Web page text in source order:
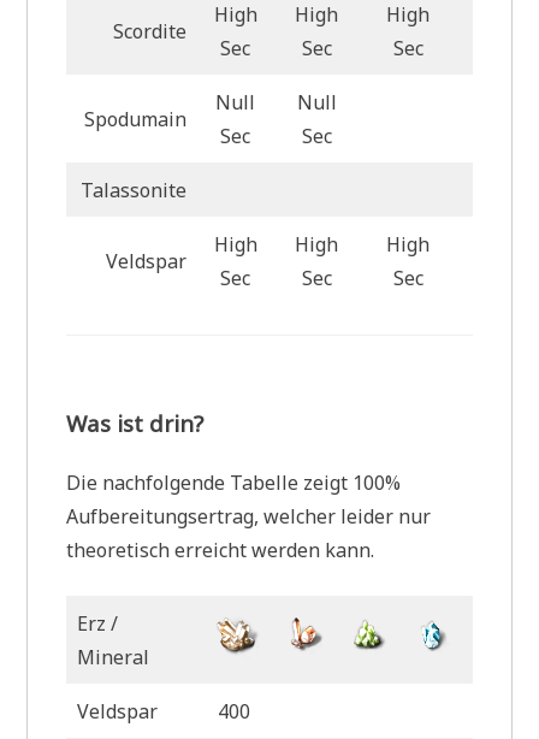
Scordite
High
Sec
High
Sec
High
Sec
Spodumain
Null
Sec
Null
Sec
Talassonite
Veldspar
High
Sec
High
Sec
High
Sec
Was ist drin?
Die nachfolgende Tabelle zeigt 100%
Aufbereitungsertrag, welcher leider nur
theoretisch erreicht werden kann.
Erz /
Mineral
Veldspar 400